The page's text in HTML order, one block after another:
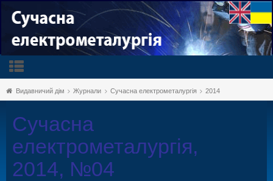
Видавничий дім Журнали Сучасна електрометалургія 2014
Сучасна
електрометалургія,
2014, №04